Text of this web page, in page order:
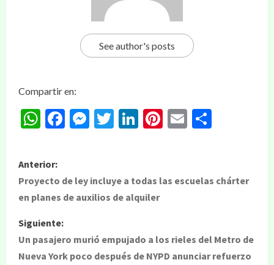
See author's posts
Compartir en:
WhatsApp
Facebook
Messenger
Twitter
LinkedIn
Pinterest
Email
Anterior:
Proyecto de ley incluye a todas las escuelas chárter
en planes de auxilios de alquiler
Siguiente:
Un pasajero murió empujado a los rieles del Metro de
Nueva York poco después de NYPD anunciar refuerzo